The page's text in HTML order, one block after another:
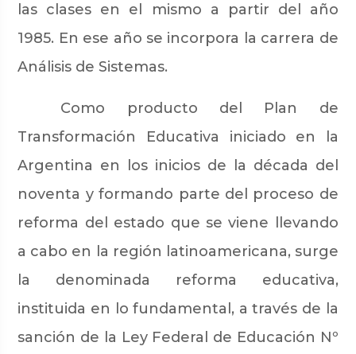
las clases en el mismo a partir del año
1985. En ese año se incorpora la carrera de
Análisis de Sistemas.
Como producto del Plan de
Transformación Educativa iniciado en la
Argentina en los inicios de la década del
noventa y formando parte del proceso de
reforma del estado que se viene llevando
a cabo en la región latinoamericana, surge
la denominada reforma educativa,
instituida en lo fundamental, a través de la
sanción de la Ley Federal de Educación Nº